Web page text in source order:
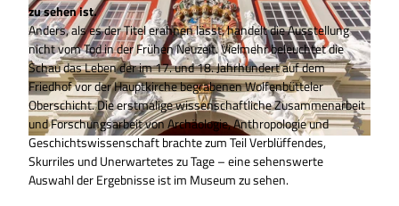
© Andreas Greiner-Napp
© Christian Bierwagen |CC-BY-SA
zu sehen ist.
Anders, als es der Titel erahnen lässt, handelt die Ausstellung
nicht vom Tod in der Frühen Neuzeit. Vielmehr beleuchtet die
Schau das Leben der im 17. und 18. Jahrhundert auf dem
Friedhof vor der Hauptkirche begrabenen Wolfenbütteler
Oberschicht. Die erstmalige wissenschaftliche Zusammenarbeit
und Forschungsarbeit von Archäologie, Anthropologie und
Geschichtswissenschaft brachte zum Teil Verblüffendes,
Skurriles und Unerwartetes zu Tage – eine sehenswerte
Auswahl der Ergebnisse ist im Museum zu sehen.